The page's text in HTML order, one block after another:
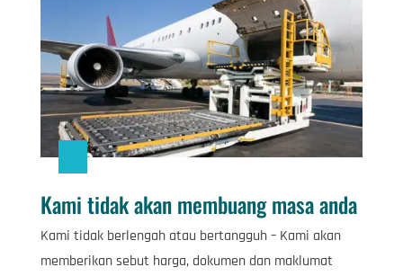
Kami tidak akan membuang masa anda
Kami tidak berlengah atau bertangguh – Kami akan
memberikan sebut harga, dokumen dan maklumat